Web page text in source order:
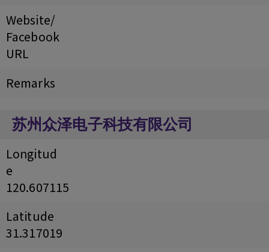
Website/
Facebook
URL
Remarks
苏州众泽电子科技有限公司
Longitud
e
120.607115
Latitude
31.317019